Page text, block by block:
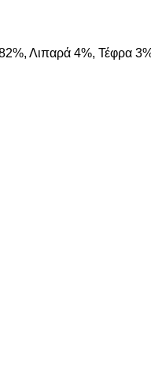
Λιπαρά 4%, Τέφρα